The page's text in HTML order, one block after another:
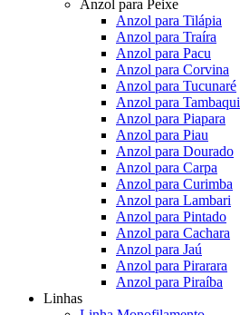
Anzol para Peixe
Anzol para Tilápia
Anzol para Traíra
Anzol para Pacu
Anzol para Corvina
Anzol para Tucunaré
Anzol para Tambaqui
Anzol para Piapara
Anzol para Piau
Anzol para Dourado
Anzol para Carpa
Anzol para Curimba
Anzol para Lambari
Anzol para Pintado
Anzol para Cachara
Anzol para Jaú
Anzol para Pirarara
Anzol para Piraíba
Linhas